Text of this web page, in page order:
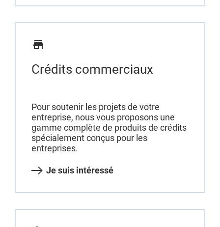
Crédits commerciaux
Pour soutenir les projets de votre
entreprise, nous vous proposons une
gamme complète de produits de crédits
spécialement conçus pour les
entreprises.
Je suis intéressé